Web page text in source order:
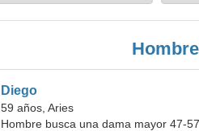
Diego
59 años, Aries
Hombre busca una dama mayor 47-57